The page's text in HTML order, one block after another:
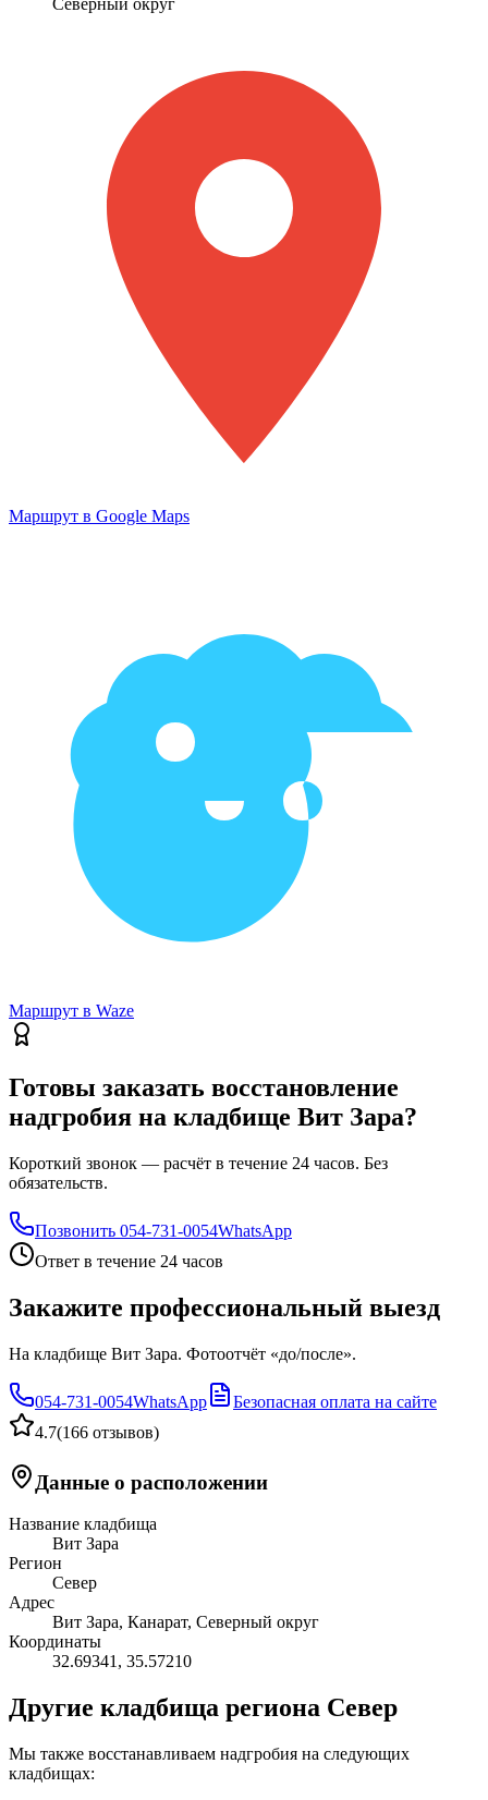
Северный округ
Маршрут в Google Maps
Маршрут в Waze
Готовы заказать восстановление
надгробия на кладбище Вит Зара?
Короткий звонок — расчёт в течение 24 часов. Без
обязательств.
Позвонить 054-731-0054WhatsApp
Ответ в течение 24 часов
Закажите профессиональный выезд
На кладбище Вит Зара. Фотоотчёт «до/после».
054-731-0054WhatsApp
Безопасная оплата на сайте
4.7(166 отзывов)
Данные о расположении
Название кладбища
Вит Зара
Регион
Север
Адрес
Вит Зара, Канарат, Северный округ
Координаты
32.69341 , 35.57210
Другие кладбища региона Север
Мы также восстанавливаем надгробия на следующих
кладбищах: